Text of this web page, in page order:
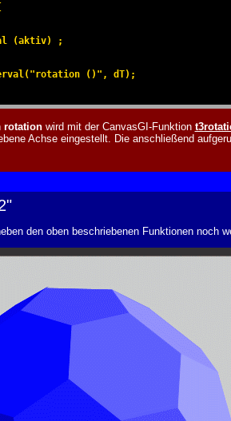
(aktiv) ;
()", dT);
rotationwird mit der CanvasGI-Funktion
Achse eingestellt. Die anschließend
den oben beschriebenen Funktionen noch